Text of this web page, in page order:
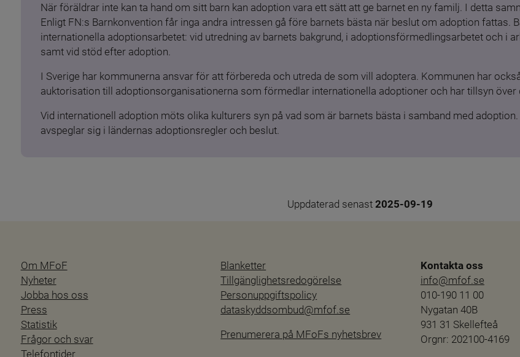
När föräldrar inte kan ta hand om sitt barn kan adoption vara ett sätt att ge barnet en ny familj. I detta
Enligt FN:s Barnkonvention får inga andra intressen gå före barnets bästa när beslut om adoption fattas.
internationella adoptionsarbetet: vid utredning av barnets bakgrund, i adoptionsförmedlingsarbetet och i
samt vid stöd efter adoption.
I Sverige har kommunerna ansvar för att förbereda och utreda de som vill adoptera. Kommunen har
auktorisation till adoptionsorganisationerna som förmedlar internationella adoptioner och har tillsyn över
Vid internationell adoption möts olika kulturers syn på vad som är barnets bästa i samband med
avspeglar sig i ländernas adoptionsregler och beslut.
Uppdaterad senast 2025-09-19
Om MFoF
Nyheter
Jobba hos oss
Press
Statistik
Frågor och svar
Telefontider
Blanketter
Tillgänglighetsredogörelse
Personuppgiftspolicy
dataskyddsombud@mfof.se
Prenumerera på MFoFs nyhetsbrev
Kontakta oss
info@mfof.se
010-190 11 00
Nygatan 40B
931 31 Skellefteå
Orgnr: 202100-4169